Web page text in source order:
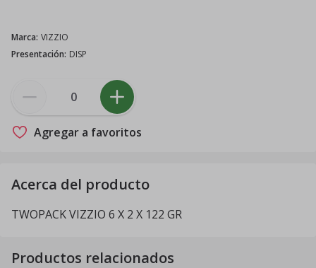
Marca: VIZZIO
Presentación: DISP
Agregar a favoritos
Acerca del producto
TWOPACK VIZZIO 6 X 2 X 122 GR
Productos relacionados